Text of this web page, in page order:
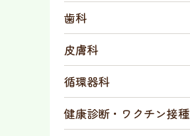
歯科
皮膚科
循環器科
健康診断・ワクチン接種